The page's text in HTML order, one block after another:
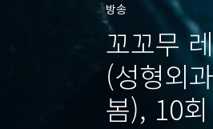
방송
꼬꼬무
(성형외
봄), 10